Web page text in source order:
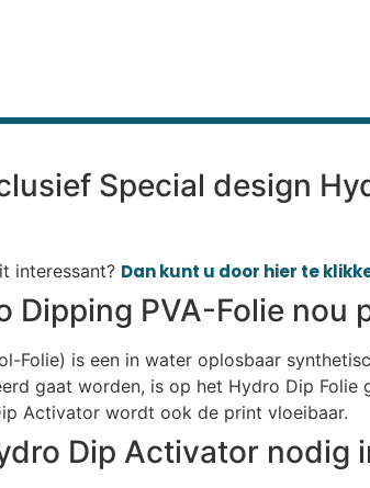
Special design
interessant? Dan kunt u door hier te
Dipping PVA-Folie nou
Folie) is een in water oplosbaar
gaat worden, is op het Hydro Dip
Activator wordt ook de print vloeibaar.
Dip Activator nodig